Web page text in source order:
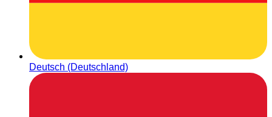
Deutsch (Deutschland)